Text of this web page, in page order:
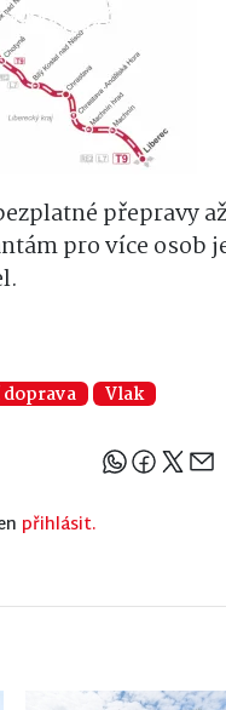
přepravy
pro více osob
Vlak
přihlásit.